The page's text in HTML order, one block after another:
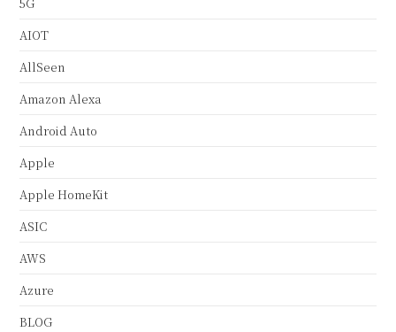
AIOT
AllSeen
Amazon Alexa
Android Auto
Apple
Apple HomeKit
ASIC
AWS
Azure
BLOG